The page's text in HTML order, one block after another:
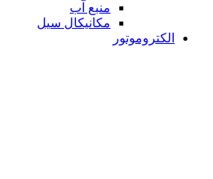
منبع آب
مکانیکال سیل
الکتروموتور